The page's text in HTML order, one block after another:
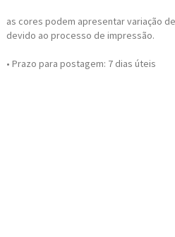
as cores podem apresentar variação
devido ao processo de impressão.
• Prazo para postagem: 7 dias úteis